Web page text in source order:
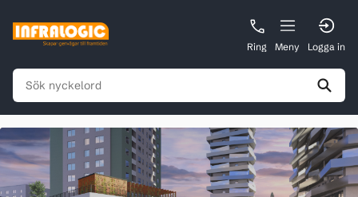
Ring Meny Logga in